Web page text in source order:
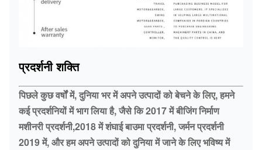
प्रदर्शनी शक्ति
पिछले कुछ वर्षों में, दुनिया भर में अपने उत्पादों को बेचने के लिए, हमने
कई प्रदर्शनियों में भाग लिया है, जैसे कि 2017 में बीजिंग निर्माण
मशीनरी प्रदर्शनी,2018 में शंघाई बाउमा प्रदर्शनी, जर्मन प्रदर्शनी
2019 में, और हम अपने उत्पादों को दुनिया में जाने के लिए भविष्य में